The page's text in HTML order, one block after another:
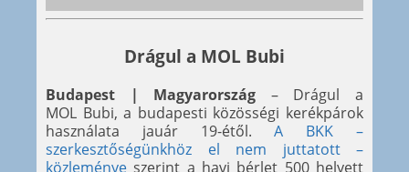
Drágul a MOL Bubi
Budapest | Magyarország – Drágul a
MOL Bubi, a budapesti közösségi kerékpárok
használata jauár 19-étől.A BKK –
szerkesztőségünkhöz el nem juttatott –
közleménye szerint a havi bérlet 500 helyett